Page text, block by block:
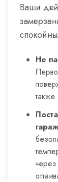
Ваши
Не
также